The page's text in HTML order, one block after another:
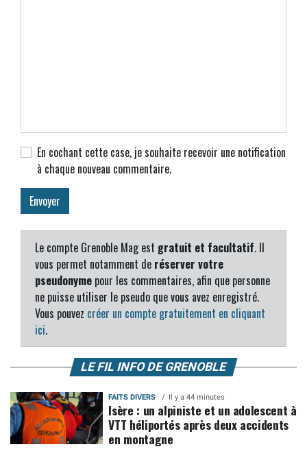
En cochant cette case, je souhaite recevoir une notification
à chaque nouveau commentaire.
Le compte Grenoble Mag est gratuit et facultatif. Il
vous permet notamment de réserver votre
pseudonyme pour les commentaires, afin que personne
ne puisse utiliser le pseudo que vous avez enregistré.
Vous pouvez créer un compte gratuitement en cliquant
ici.
LE FIL INFO DE GRENOBLE
FAITS DIVERS Il y a 44 minutes
Isère : un alpiniste et un adolescent à
VTT héliportés après deux accidents
en montagne